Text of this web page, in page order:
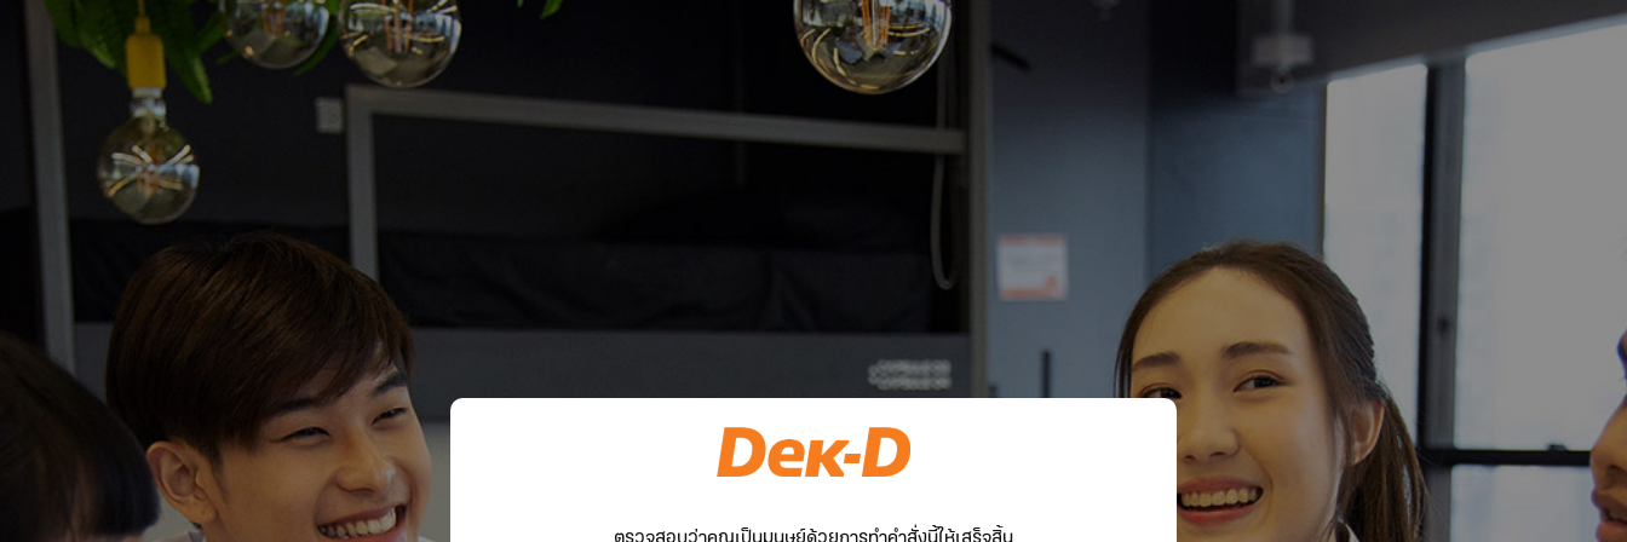
ตรวจสอบว่าคุณเป็นมนุษย์ด้วยการทำคำสั่งนี้ให้เสร็จสิ้น